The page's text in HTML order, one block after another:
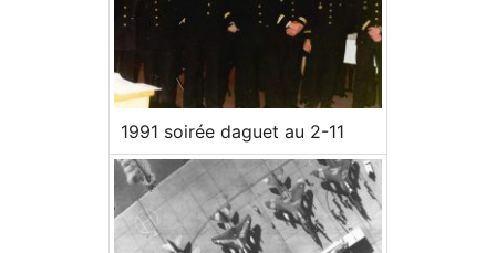
1991 soirée daguet au 2-11